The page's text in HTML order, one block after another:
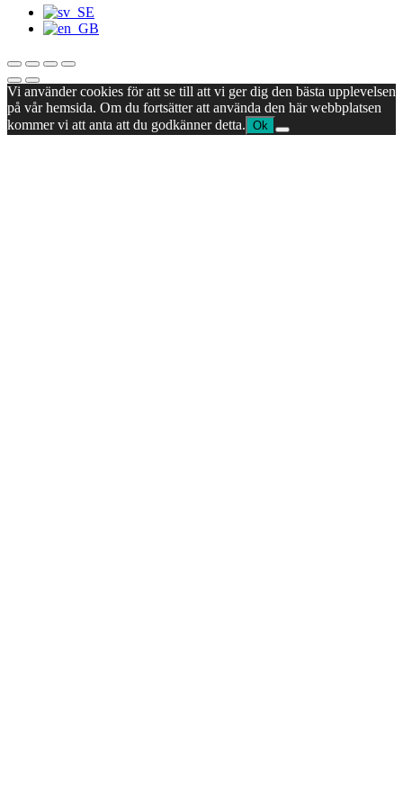
Vi använder cookies för att se till att vi ger dig den bästa upplevelsen
på vår hemsida. Om du fortsätter att använda den här webbplatsen
kommer vi att anta att du godkänner detta. Ok